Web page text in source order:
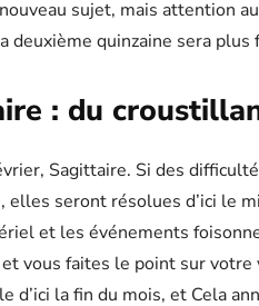
sujet, mais attention
deuxième quinzaine sera plus
: du
Sagittaire. Si des
elles seront résolues d’ici le
et les événements
vous faites le point sur
d’ici la fin du mois, et Cela